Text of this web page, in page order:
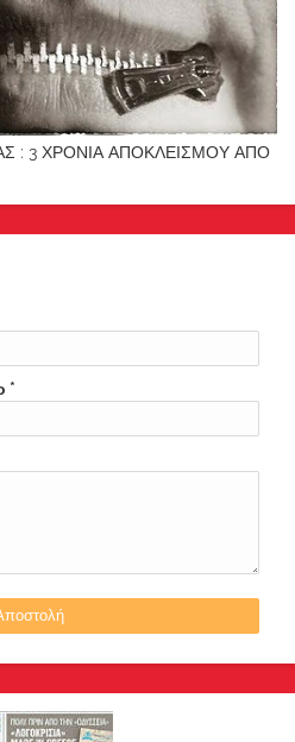
: 3 ΧΡΟΝΙΑ ΑΠΟΚΛΕΙΣΜΟΥ ΑΠΟ
*